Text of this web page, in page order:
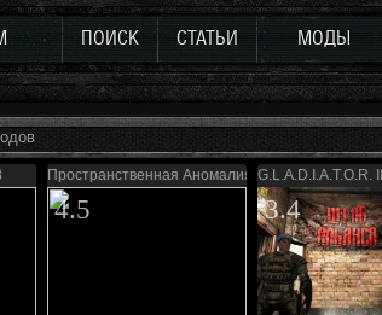
ПОИСК СТАТЬИ МОДЫ
Пространственная Аномалия 4.1
4.5 3.4